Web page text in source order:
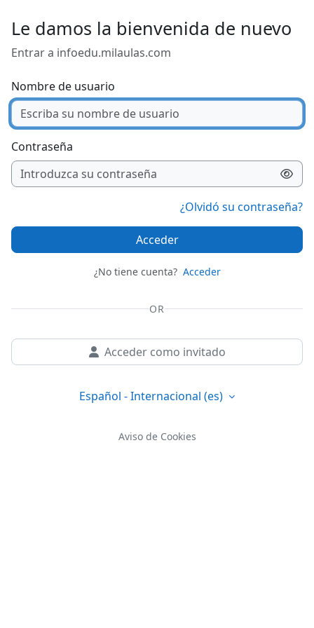
Le damos la bienvenida de nuevo
Entrar a infoedu.milaulas.com
Nombre de usuario
Contraseña
¿Olvidó su contraseña?
Acceder
¿No tiene cuenta? Acceder
OR
Acceder como invitado
Español - Internacional ‎(es)‎
Aviso de Cookies